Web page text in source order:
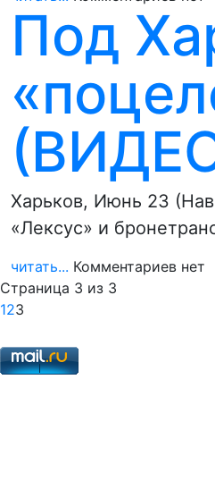
Под
Харьков, Июнь 23
«Лексус» и
читать... Комментариев нет
Страница 3 из 3
123